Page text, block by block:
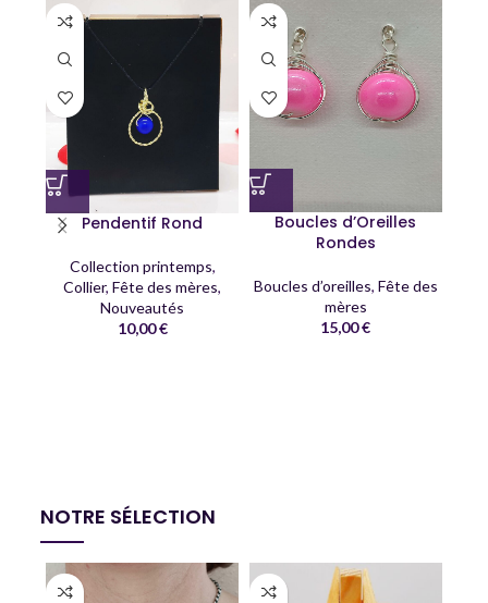
Pendentif Rond
Collection printemps,
Collier,Fête des mères,
Nouveautés
10,00€
Boucles d’Oreilles
Rondes
Boucles d’oreilles, Fête des
mères
15,00€
NOTRE SÉLECTION